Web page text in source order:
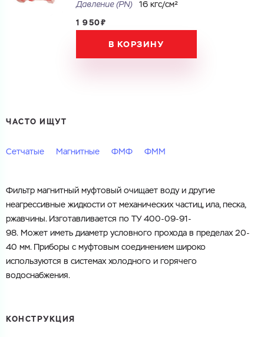
Купить как физ. лицо
Город
Комментарий
Имя
Номер телефона
Cоглашаюсь на обработку
Запросить Счёт
Электронная почта
Город
МБ)
Давление (РN)
16 кгс/см²
1 950₽
В КОРЗИНУ
ЧАСТО ИЩУТ
Сетчатые Магнитные ФМФ ФММ
Фильтр магнитный муфтовый очищает воду и другие
неагрессивные жидкости от механических частиц, ила, песка,
ржавчины. Изготавливается по ТУ 400-09-91-
98. Может иметь диаметр условного прохода в пределах 20-
40 мм. Приборы с муфтовым соединением широко
используются в системах холодного и горячего
водоснабжения.
КОНСТРУКЦИЯ